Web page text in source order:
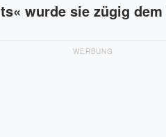
wurde sie zügig
WERBUNG